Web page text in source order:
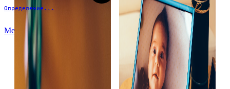
Определение...
Меню